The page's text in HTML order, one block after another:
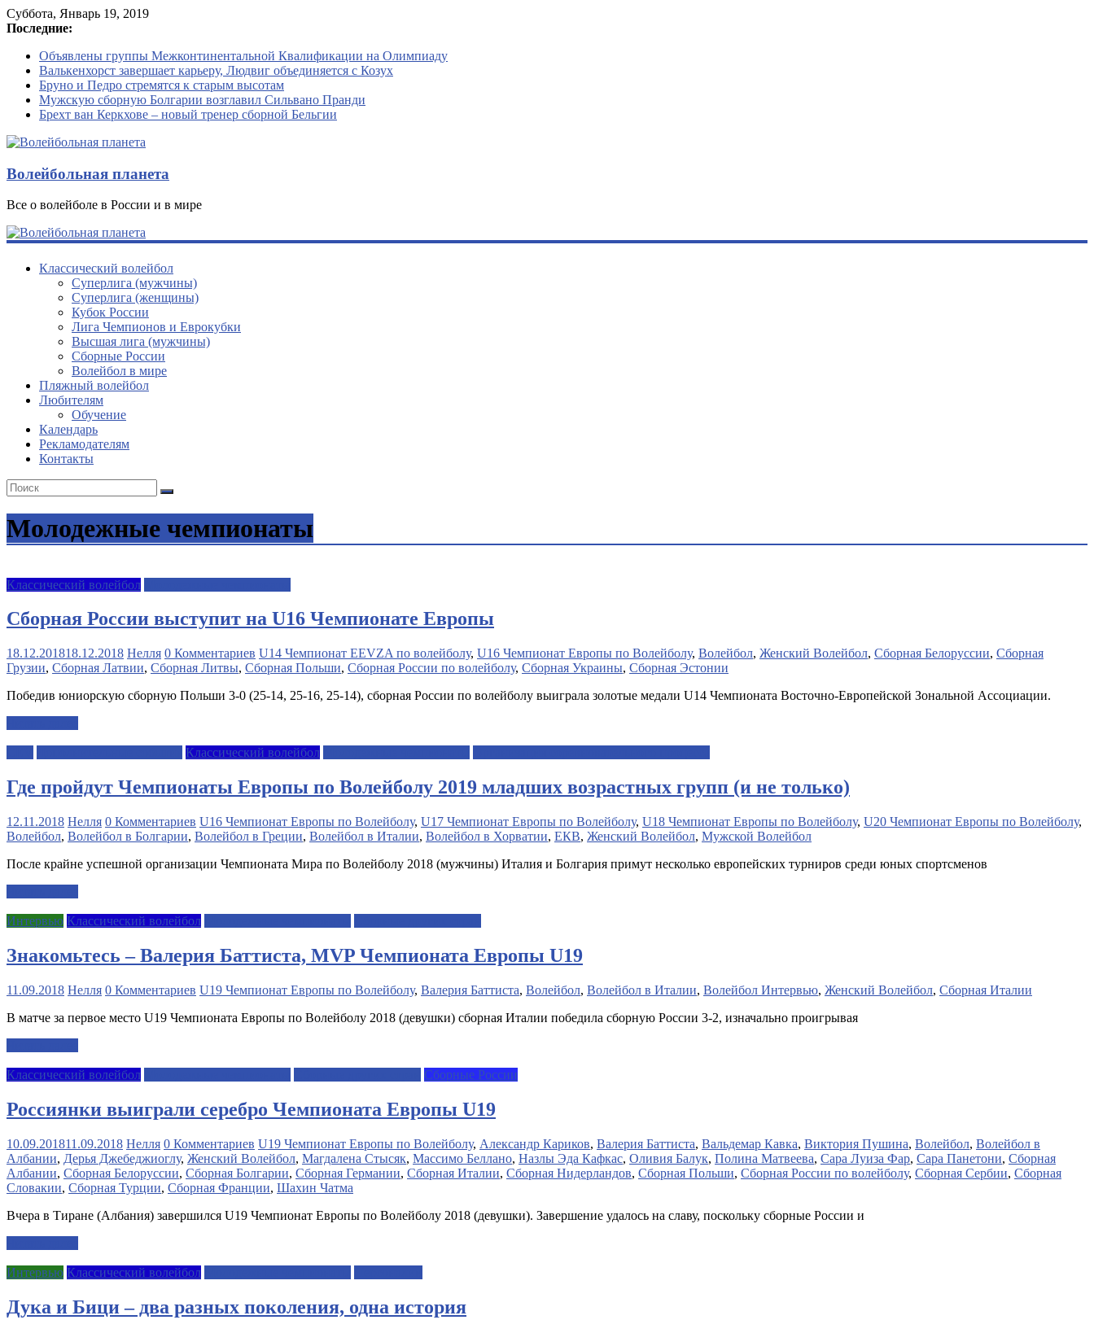
Суббота, Январь 19, 2019
Последние:
Объявлены группы Межконтинентальной Квалификации на Олимпиаду
Валькенхорст завершает карьеру, Людвиг объединяется с Козух
Бруно и Педро стремятся к старым высотам
Мужскую сборную Болгарии возглавил Сильвано Пранди
Брехт ван Керкхове – новый тренер сборной Бельгии
Волейбольная планета
Все о волейболе в России и в мире
Классический волейбол
Суперлига (мужчины)
Суперлига (женщины)
Кубок России
Лига Чемпионов и Еврокубки
Высшая лига (мужчины)
Сборные России
Волейбол в мире
Пляжный волейбол
Любителям
Обучение
Календарь
Рекламодателям
Контакты
Молодежные чемпионаты
Классический волейбол
Сборная России выступит на U16 Чемпионате Европы
18.12.201818.12.2018 Нелля 0 Комментариев U14 Чемпионат EEVZA по волейболу, U16 Чемпионат Европы по Волейболу, Волейбол, Женский Волейбол, Сборная Белоруссии, Сборная
Грузии, Сборная Латвии, Сборная Литвы, Сборная Польши, Сборная России по волейболу, Сборная Украины, Сборная Эстонии
Победив юниорскую сборную Польши 3-0 (25-14, 25-16, 25-14), сборная России по волейболу выиграла золотые медали U14 Чемпионата Восточно-Европейской Зональной Ассоциации.
Классический волейбол
Где пройдут Чемпионаты Европы по Волейболу 2019 младших возрастных групп (и не только)
12.11.2018 Нелля 0 Комментариев U16 Чемпионат Европы по Волейболу, U17 Чемпионат Европы по Волейболу, U18 Чемпионат Европы по Волейболу, U20 Чемпионат Европы по Волейболу,
Волейбол, Волейбол в Болгарии, Волейбол в Греции, Волейбол в Италии, Волейбол в Хорватии, ЕКВ, Женский Волейбол, Мужской Волейбол
После крайне успешной организации Чемпионата Мира по Волейболу 2018 (мужчины) Италия и Болгария примут несколько европейских турниров среди юных спортсменов
Интервью Классический волейбол
Знакомьтесь – Валерия Баттиста, MVP Чемпионата Европы U19
11.09.2018 Нелля 0 Комментариев U19 Чемпионат Европы по Волейболу, Валерия Баттиста, Волейбол, Волейбол в Италии, Волейбол Интервью, Женский Волейбол, Сборная Италии
В матче за первое место U19 Чемпионата Европы по Волейболу 2018 (девушки) сборная Италии победила сборную России 3-2, изначально проигрывая
Классический волейбол Сборные России
Россиянки выиграли серебро Чемпионата Европы U19
10.09.201811.09.2018 Нелля 0 Комментариев U19 Чемпионат Европы по Волейболу, Александр Кариков, Валерия Баттиста, Вальдемар Кавка, Виктория Пушина, Волейбол, Волейбол в
Албании, Дерья Джебеджиоглу, Женский Волейбол, Магдалена Стысяк, Массимо Беллано, Назлы Эда Кафкас, Оливия Балук, Полина Матвеева, Сара Луиза Фар, Сара Панетони, Сборная
Албании, Сборная Белоруссии, Сборная Болгарии, Сборная Германии, Сборная Италии, Сборная Нидерландов, Сборная Польши, Сборная России по волейболу, Сборная Сербии, Сборная
Словакии, Сборная Турции, Сборная Франции, Шахин Чатма
Вчера в Тиране (Албания) завершился U19 Чемпионат Европы по Волейболу 2018 (девушки). Завершение удалось на славу, поскольку сборные России и
Интервью Классический волейбол
Дука и Бици – два разных поколения, одна история